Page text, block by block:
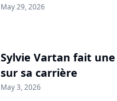
May 29, 2026
Sylvie Vartan fait
sur sa carrière
May 3, 2026